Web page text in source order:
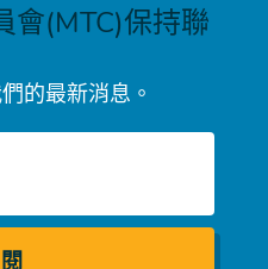
會(MTC)保持聯
的最新消息。